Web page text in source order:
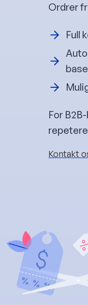
Ordrer
Full
For
Kontakt